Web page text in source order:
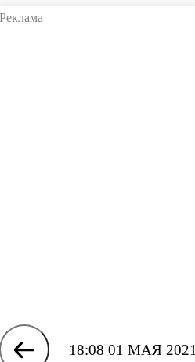
18:08 01 МАЯ 2021